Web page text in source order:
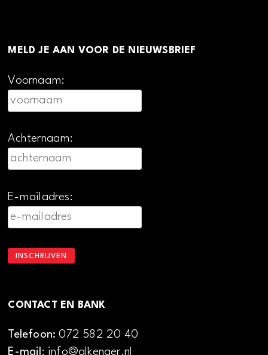
MELD JE AAN VOOR DE NIEUWSBRIEF
Voornaam:
Achternaam:
E-mailadres:
CONTACT EN BANK
Telefoon:072 582 20 40
E-mail : info@alkenaer.nl